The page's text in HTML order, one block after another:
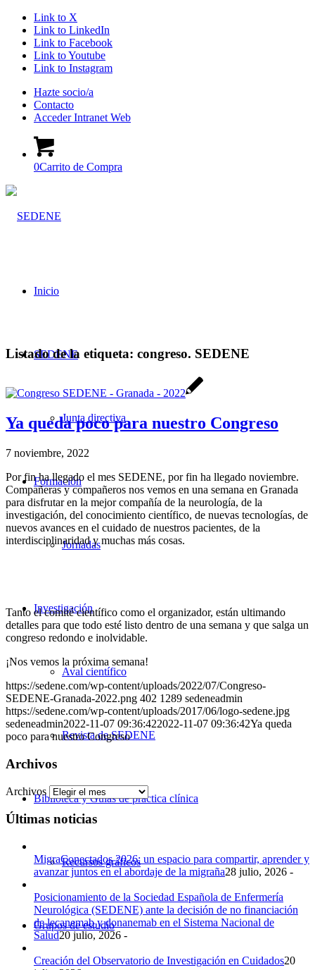
Link to X
Link to LinkedIn
Link to Facebook
Link to Youtube
Link to Instagram
Hazte socio/a
Contacto
Acceder Intranet Web
0Carrito de Compra
Inicio
SEDENE
Junta directiva
Formación
Jornadas
Investigación
Aval científico
Revista de SEDENE
Biblioteca y Guías de práctica clínica
Recursos gráficos
Grupos de estudio
Listado de la etiqueta: congreso. SEDENE
Ya queda poco para nuestro Congreso
7 noviembre, 2022
Por fin ha llegado el mes SEDENE, por fin ha llegado noviembre.
Compañeras y compañeros nos vemos en una semana en Granada
para disfrutar en la mejor compañía de la neurología, de la
investigación, del conocimiento científico, de nuevas tecnologías, de
nuevos avances en el cuidado de nuestros pacientes, de la
interdisciplinaridad y muchas más cosas.
Tanto el comité científico como el organizador, están ultimando
detalles para que todo esté listo dentro de una semana y que salga un
congreso redondo e inolvidable.
¡Nos vemos la próxima semana!
https://sedene.com/wp-content/uploads/2022/07/Congreso-
SEDENE-Granada-2022.png 402 1289 sedeneadmin
https://sedene.com/wp-content/uploads/2017/06/logo-sedene.jpg
sedeneadmin2022-11-07 09:36:422022-11-07 09:36:42Ya queda
poco para nuestro Congreso
Archivos
Archivos
Últimas noticias
MigraConectados 2026: un espacio para compartir, aprender y
avanzar juntos en el abordaje de la migraña28 julio, 2026 -
Posicionamiento de la Sociedad Española de Enfermería
Neurológica (SEDENE) ante la decisión de no financiación
de lecanemab y donanemab en el Sistema Nacional de
Salud20 julio, 2026 -
Creación del Observatorio de Investigación en Cuidados20